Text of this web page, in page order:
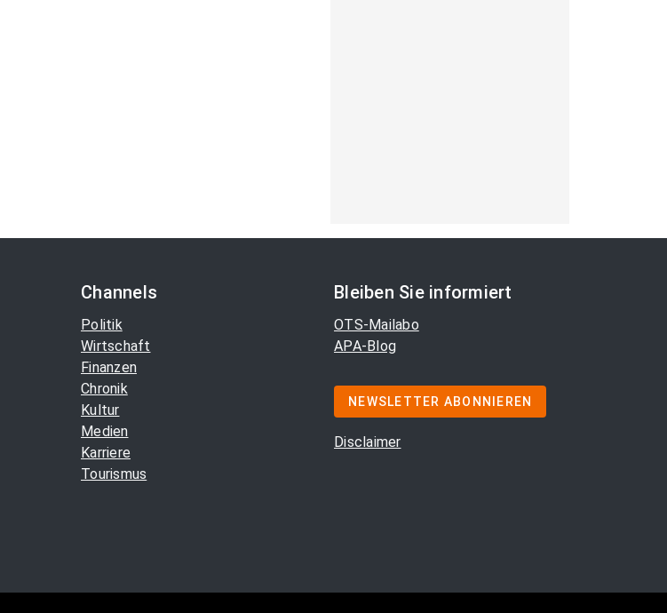
Channels
Politik
Wirtschaft
Finanzen
Chronik
Kultur
Medien
Karriere
Tourismus
Bleiben Sie informiert
OTS-Mailabo
APA-Blog
NEWSLETTER ABONNIEREN
Disclaimer